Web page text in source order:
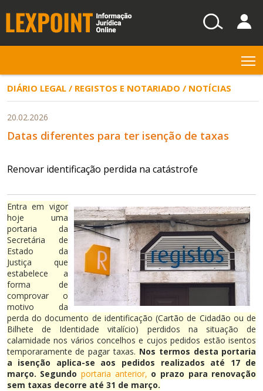
DIÁRIO LEGAL / REGISTOS E NOTARIADO / NOTÍCIAS
20.02.2026
Datas diferentes para ter isenção de taxas
Renovar identificação perdida na catástrofe
Entra em vigor
hoje uma
portaria da
Secretária de
Estado da
Justiça que
estabelece a
forma de
comprovar o
motivo da
perda do documento de identificação (Cartão de Cidadão ou de
Bilhete de Identidade vitalício) perdidos na situação de
calamidade nos vários concelhos e cujos pedidos estão isentos
temporaramente de pagar taxas. Nos termos desta portaria
a isenção aplica-se aos pedidos realizados até 17 de
março. Segundo portaria anterior, o prazo para renovação
sem taxas decorre até 31 de março.